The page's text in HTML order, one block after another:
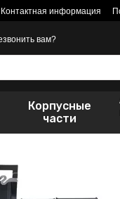
Контактная информация
вам?
Корпусные
части